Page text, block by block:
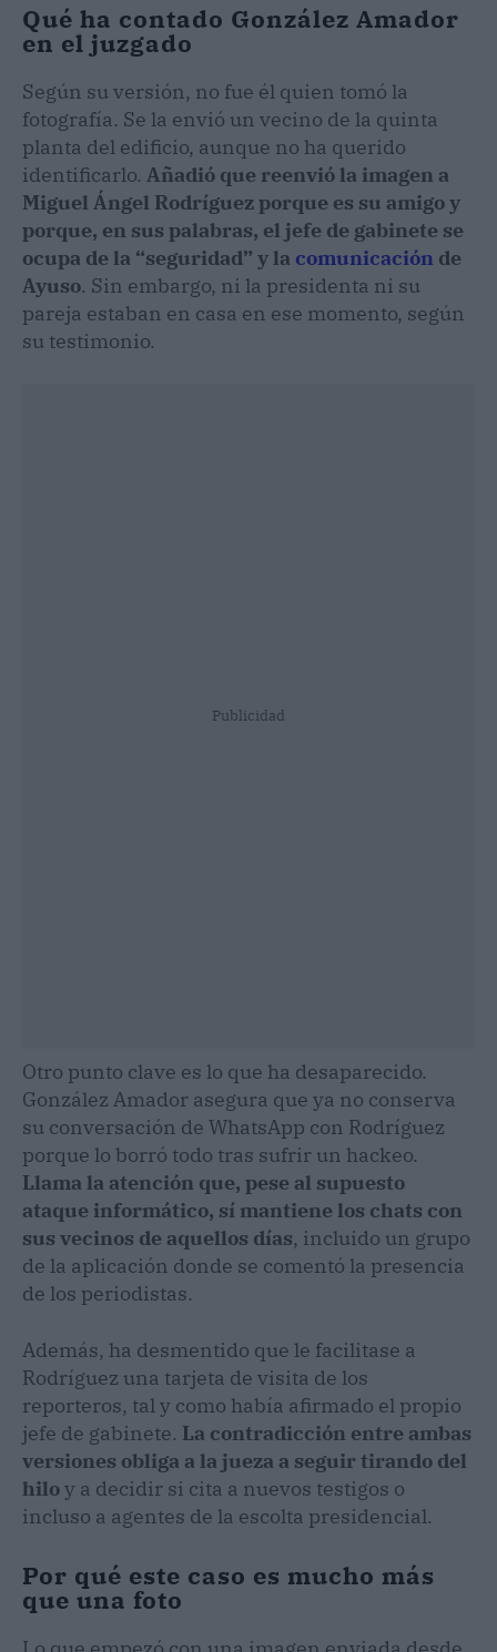
Qué ha contado González Amador
en el juzgado
Según su versión, no fue él quien tomó la
fotografía. Se la envió un vecino de la quinta
planta del edificio, aunque no ha querido
identificarlo. Añadió que reenvió la imagen a
Miguel Ángel Rodríguez porque es su amigo y
porque, en sus palabras, el jefe de gabinete se
ocupa de la “seguridad” y la comunicación de
Ayuso. Sin embargo, ni la presidenta ni su
pareja estaban en casa en ese momento, según
su testimonio.
Publicidad
Otro punto clave es lo que ha desaparecido.
González Amador asegura que ya no conserva
su conversación de WhatsApp con Rodríguez
porque lo borró todo tras sufrir un hackeo.
Llama la atención que, pese al supuesto
ataque informático, sí mantiene los chats con
sus vecinos de aquellos días, incluido un grupo
de la aplicación donde se comentó la presencia
de los periodistas.
Además, ha desmentido que le facilitase a
Rodríguez una tarjeta de visita de los
reporteros, tal y como había afirmado el propio
jefe de gabinete. La contradicción entre ambas
versiones obliga a la jueza a seguir tirando del
hiloy a decidir si cita a nuevos testigos o
incluso a agentes de la escolta presidencial.
Por qué este caso es mucho más
que una foto